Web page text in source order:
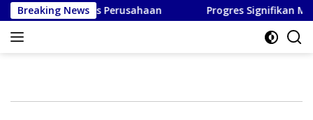
Langsung
ke
konten
Breaking News
Likuiditas Perusahaan Progres Signifikan MYP